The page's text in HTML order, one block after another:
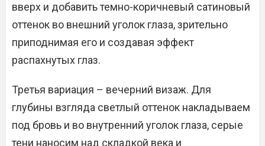
вверх и добавить темно-коричневый сатиновый
оттенок во внешний уголок глаза, зрительно
приподнимая его и создавая эффект
распахнутых глаз.
Третья вариация – вечерний визаж. Для
глубины взгляда светлый оттенок накладываем
под бровь и во внутренний уголок глаза, серые
тени наносим над складкой века и